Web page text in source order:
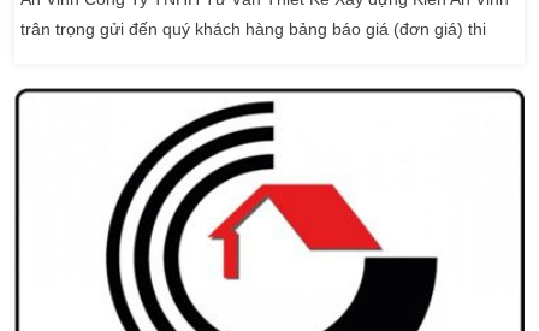
trân trọng gửi đến quý khách hàng bảng báo giá (đơn giá) thi
An Vinh chuyên tư vấn, thiết kế, thi công xây dựng mới nhà
ở, nhà phố, biệt thự, công trình dân dụng và công nghiệp. Sửa